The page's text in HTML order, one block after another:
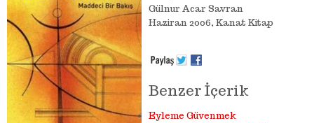
Gülnur Acar Savran
Haziran 2006, Kanat Kitap
Benzer İçerik
Eyleme Güvenmek